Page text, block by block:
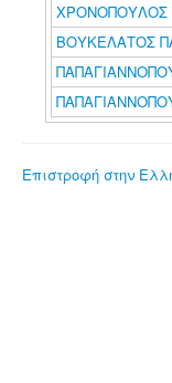
ΧΡΟΝΟΠΟΥΛΟΣ
ΒΟΥΚΕΛΑΤΟΣ
Επιστροφή στην